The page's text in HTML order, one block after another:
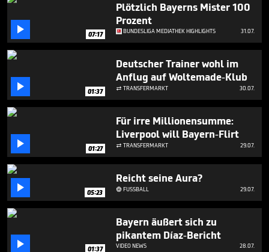
 07:17
Plötzlich Bayerns Mister 100
Prozent
BUNDESLIGA MEDIATHEK HIGHLIGHTS 31.07.
 01:37
Deutscher Trainer wohl im
Anflug auf Woltemade-Klub
 TRANSFERMARKT 30.07.
 01:27
Für irre Millionensumme:
Liverpool will Bayern-Flirt
 TRANSFERMARKT 29.07.
 05:23
Reicht seine Aura?
FUSSBALL 29.07.
 01:37
Bayern äußert sich zu
pikantem Díaz-Bericht
VIDEO NEWS 28.07.